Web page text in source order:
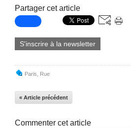
Partager cet article
S'inscrire à la newsletter
Paris Rue
« Article précédent
Commenter cet article